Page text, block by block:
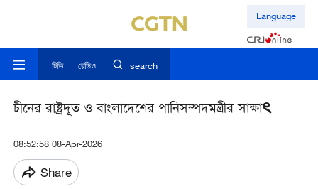
Language
টিভি রেডিও search
চীনের রাষ্ট্রদূত ও বাংলাদেশের পানিসম্পদমন্ত্রীর সাক্ষাৎ
08:52:58 08-Apr-2026
Share